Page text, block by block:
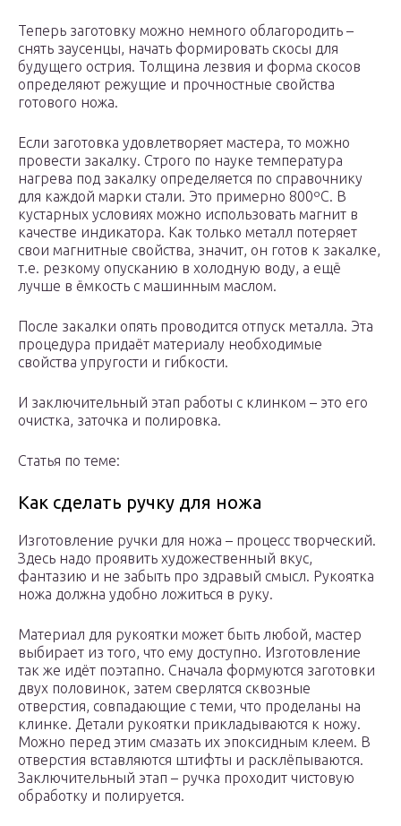
Теперь заготовку можно немного облагородить –
снять заусенцы, начать формировать скосы для
будущего острия. Толщина лезвия и форма скосов
определяют режущие и прочностные свойства
готового ножа.
Если заготовка удовлетворяет мастера, то можно
провести закалку. Строго по науке температура
нагрева под закалку определяется по справочнику
для каждой марки стали. Это примерно 800ºС. В
кустарных условиях можно использовать магнит в
качестве индикатора. Как только металл потеряет
свои магнитные свойства, значит, он готов к закалке,
т.е. резкому опусканию в холодную воду, а ещё
лучше в ёмкость с машинным маслом.
После закалки опять проводится отпуск металла. Эта
процедура придаёт материалу необходимые
свойства упругости и гибкости.
И заключительный этап работы с клинком – это его
очистка, заточка и полировка.
Статья по теме:
Как сделать ручку для ножа
Изготовление ручки для ножа – процесс творческий.
Здесь надо проявить художественный вкус,
фантазию и не забыть про здравый смысл. Рукоятка
ножа должна удобно ложиться в руку.
Материал для рукоятки может быть любой, мастер
выбирает из того, что ему доступно. Изготовление
так же идёт поэтапно. Сначала формуются заготовки
двух половинок, затем сверлятся сквозные
отверстия, совпадающие с теми, что проделаны на
клинке. Детали рукоятки прикладываются к ножу.
Можно перед этим смазать их эпоксидным клеем. В
отверстия вставляются штифты и расклёпываются.
Заключительный этап – ручка проходит чистовую
обработку и полируется.